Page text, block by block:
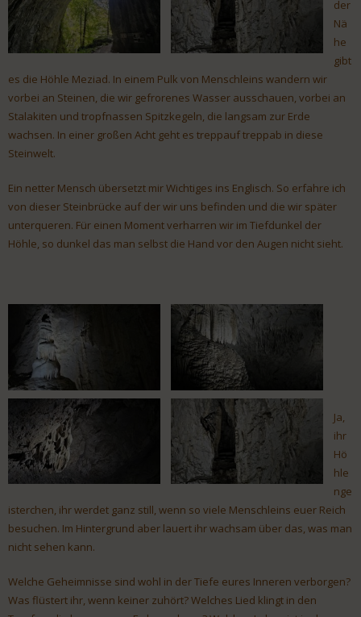
der
Nä
he
gibt
es die Höhle Meziad. In einem Pulk von Menschleins wandern wir
vorbei an Steinen, die wir gefrorenes Wasser ausschauen, vorbei an
Stalakiten und tropfnassen Spitzkegeln, die langsam zur Erde
wachsen. In einer großen Acht geht es treppauf treppab in diese
Steinwelt.
Ein netter Mensch übersetzt mir Wichtiges ins Englisch. So erfahre ich
von dieser Steinbrücke auf der wir uns befinden und die wir später
unterqueren. Für einen Moment verharren wir im Tiefdunkel der
Höhle, so dunkel das man selbst die Hand vor den Augen nicht sieht.
Ja,
ihr
Hö
hle
nge
isterchen, ihr werdet ganz still, wenn so viele Menschleins euer Reich
besuchen. Im Hintergrund aber lauert ihr wachsam über das, was man
nicht sehen kann.
Welche Geheimnisse sind wohl in der Tiefe eures Inneren verborgen?
Was flüstert ihr, wenn keiner zuhört? Welches Lied klingt in den